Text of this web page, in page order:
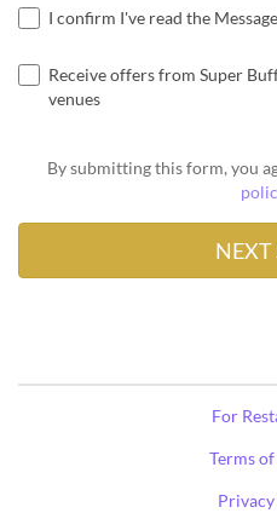
I confirm I've read the
Receive offers from Super
venues
By submitting this form, you
For
Terms